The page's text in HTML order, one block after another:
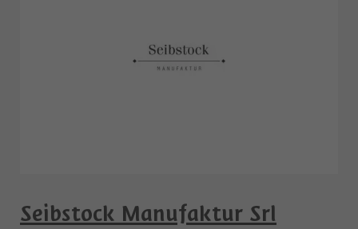
Seibstock Manufaktur Srl